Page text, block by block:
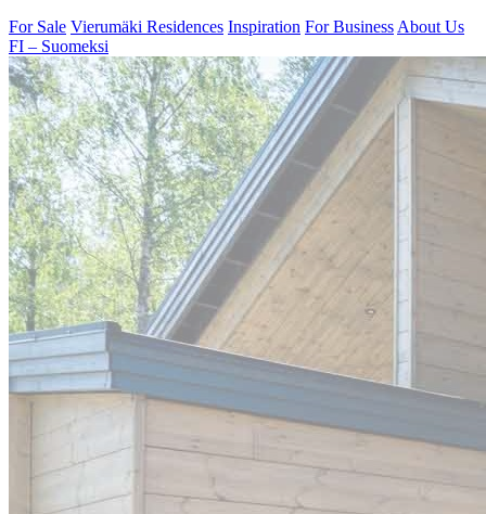
For Sale Vierumäki Residences Inspiration For Business About Us
FI – Suomeksi